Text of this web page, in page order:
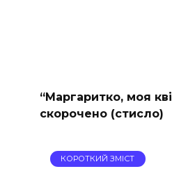
“Маргаритко, моя
скорочено (стисло)
КОРОТКИЙ ЗМІСТ